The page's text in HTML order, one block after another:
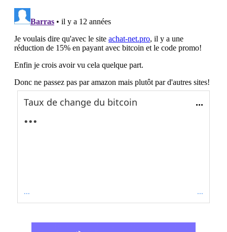
Taux de change du bitcoin ...
...
... ...